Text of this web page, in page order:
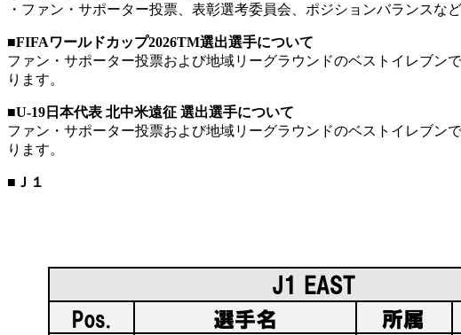
・ファン・サポーター投票、表彰選考委員会、ポジションバランスな
■FIFAワールドカップ2026TM選出選手について
ファン・サポーター投票および地域リーグラウンドのベストイレブン
ります。
■U-19日本代表 北中米遠征 選出選手について
ファン・サポーター投票および地域リーグラウンドのベストイレブン
ります。
■Ｊ１